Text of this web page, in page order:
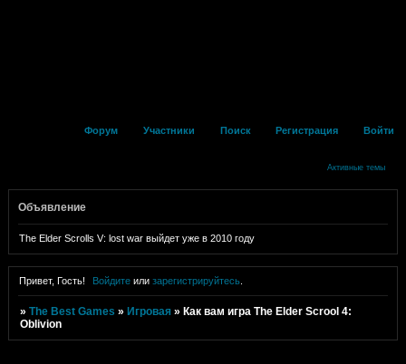
Форум Участники Поиск Регистрация Войти
Активные темы
Объявление
The Elder Scrolls V: lost war выйдет уже в 2010 году
Привет, Гость! Войдите илизарегистрируйтесь
»The Best Games » Игровая » Как вам игра The Elder Scrool 4:
Oblivion